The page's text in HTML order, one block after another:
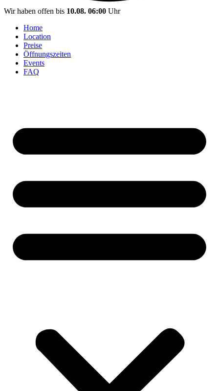
Wir haben offen bis 10.08. 06:00 Uhr
Home
Location
Preise
Öffnungszeiten
Events
FAQ